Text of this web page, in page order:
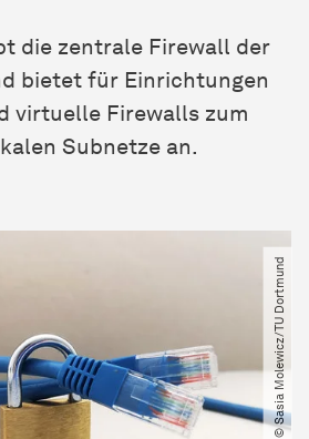
die zentrale Firewall der
bietet für Einrichtungen
virtuelle Firewalls zum
Subnetze an.
© Sasia Molewicz​/​TU Dortmund